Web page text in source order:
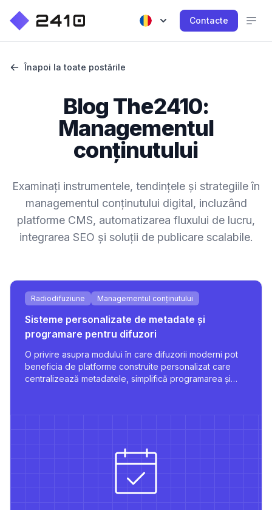
Contacte
Înapoi la toate postările
Blog The2410:
Managementul
conținutului
Examinați instrumentele, tendințele și strategiile în
managementul conținutului digital, incluzând
platforme CMS, automatizarea fluxului de lucru,
integrarea SEO și soluții de publicare scalabile.
Radiodifuziune Managementul conținutului
Sisteme personalizate de metadate și
programare pentru difuzori
O privire asupra modului în care difuzorii moderni pot
beneficia de platforme construite personalizat care
centralizează metadatele, simplifică programarea și